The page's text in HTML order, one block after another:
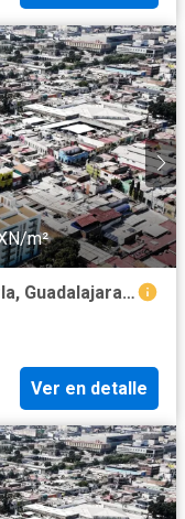
m²
Departamento en venta en La Perla, Guadalajara, Jalisco
Ver en detalle